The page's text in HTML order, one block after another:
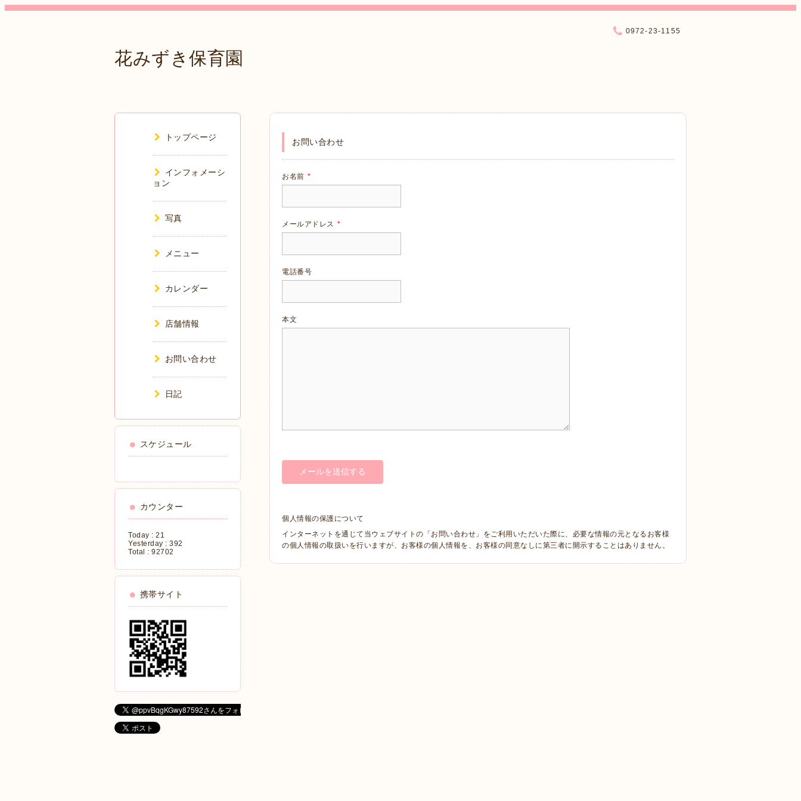
花みずき保育園
0972-23-1155
お問い合わせ
お名前 *
メールアドレス *
電話番号
本文
個人情報の保護について
インターネットを通じて当ウェブサイトの「お問い合わせ」をご利用いただいた際に、必要な情報の元となるお客様
の個人情報の取扱いを行いますが、お客様の個人情報を、お客様の同意なしに第三者に開示することはありません。
トップページ
インフォメーシ
ョン
写真
メニュー
カレンダー
店舗情報
お問い合わせ
日記
スケジュール
カウンター
Today : 21
Yesterday : 392
Total : 92702
携帯サイト